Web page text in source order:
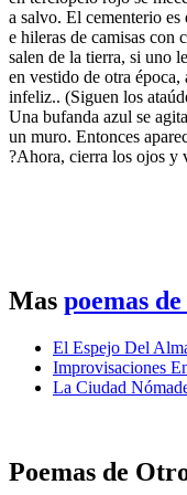
a salvo. El cementerio
e hileras de camisas con
salen de la tierra, si uno
en vestido de otra época,
infeliz.. (Siguen los
Una bufanda azul se
un muro. Entonces
?Ahora, cierra los ojos y
Mas poemas
El Espejo Del
Improvisaciones
La Ciudad
Poemas de